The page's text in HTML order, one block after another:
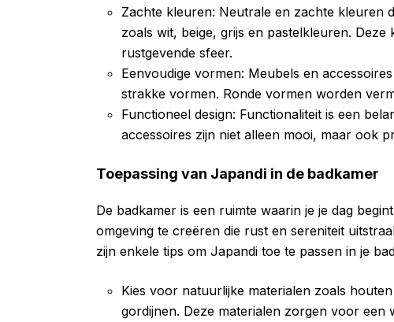
Zachte kleuren: Neutrale en zachte kleuren
zoals wit, beige, grijs en pastelkleuren.
rustgevende sfeer.
Eenvoudige vormen: Meubels en
strakke vormen. Ronde vormen worden
Functioneel design: Functionaliteit is een
accessoires zijn niet alleen mooi, maar ook
Toepassing van Japandi in de badkamer
De badkamer is een ruimte waarin je je dag
omgeving te creëren die rust en sereniteit
zijn enkele tips om Japandi toe te passen in je
Kies voor natuurlijke materialen zoals
gordijnen. Deze materialen zorgen voor een